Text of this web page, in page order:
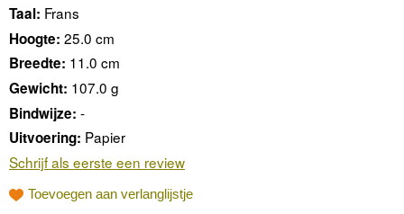
Taal: Frans
Hoogte: 25.0 cm
Breedte: 11.0 cm
Gewicht: 107.0 g
Bindwijze: -
Uitvoering: Papier
Schrijf als eerste een review
Toevoegen aan verlanglijstje